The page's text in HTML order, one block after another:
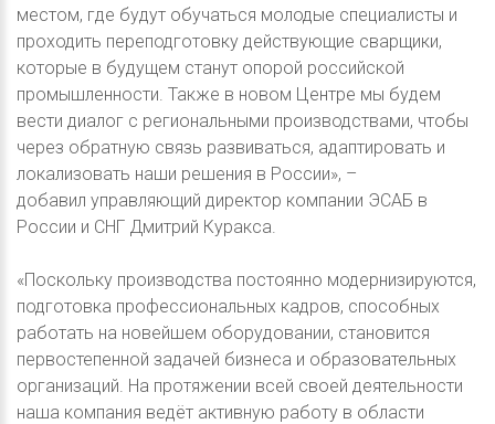
местом, где будут обучаться молодые специалисты и
проходить переподготовку действующие сварщики,
которые в будущем станут опорой российской
промышленности. Также в новом Центре мы будем
вести диалог с региональными производствами, чтобы
через обратную связь развиваться, адаптировать и
локализовать наши решения в России», –
добавил управляющий директор компании ЭСАБ в
России и СНГ Дмитрий Куракса.
«Поскольку производства постоянно модернизируются,
подготовка профессиональных кадров, способных
работать на новейшем оборудовании, становится
первостепенной задачей бизнеса и образовательных
организаций. На протяжении всей своей деятельности
наша компания ведёт активную работу в области